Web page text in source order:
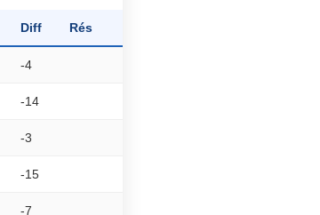
Diff Rés
-4
-14
-3
-15
-7